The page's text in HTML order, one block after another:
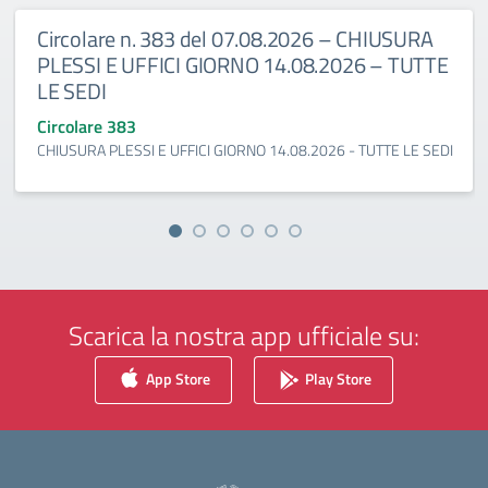
Circolare n. 383 del 07.08.2026 – CHIUSURA
PLESSI E UFFICI GIORNO 14.08.2026 – TUTTE
LE SEDI
Circolare 383
CHIUSURA PLESSI E UFFICI GIORNO 14.08.2026 - TUTTE LE SEDI
Scarica la nostra app ufficiale su:
App Store Play Store